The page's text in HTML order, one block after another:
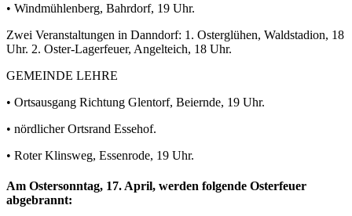
• Windmühlenberg, Bahrdorf, 19 Uhr.
Zwei Veranstaltungen in Danndorf: 1. Osterglühen, Waldstadion, 18
Uhr. 2. Oster-Lagerfeuer, Angelteich, 18 Uhr.
GEMEINDE LEHRE
• Ortsausgang Richtung Glentorf, Beiernde, 19 Uhr.
• nördlicher Ortsrand Essehof.
• Roter Klinsweg, Essenrode, 19 Uhr.
Am Ostersonntag, 17. April, werden folgende Osterfeuer
abgebrannt: